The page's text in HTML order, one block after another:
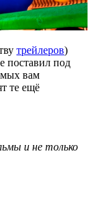
трейлеров)
поставил под
вам
те ещё
и не только